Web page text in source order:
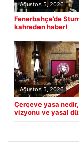
Ağustos 5, 2026
Fenerbahçe’de
kahreden haber!
Ağustos 5, 2026
Çerçeve yasa
vizyonu ve yasal